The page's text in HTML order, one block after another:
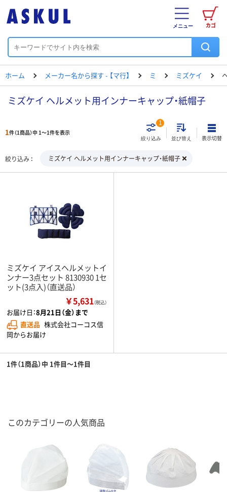
カゴ
メニュー
ホーム メーカー名から探す - 【マ行】 ミ ミズケイ
ミズケイ ヘルメット用インナーキャップ・紙帽子
1件（1商品）中 1～1件を表示
絞り込み
1
並び替え 表示切替
絞り込み ミズケイ ヘルメット用インナーキャップ・紙帽子
ミズケイ アイスヘルメットイ
ンナー3点セット 8130930 1セ
ット(3点入)（直送品）
￥5,631（税込）
お届け日：8月21日（金）まで
直送品 株式会社コーコス信
岡からお届け
1件（1商品）中 1件目～1件目
このカテゴリーの人気商品